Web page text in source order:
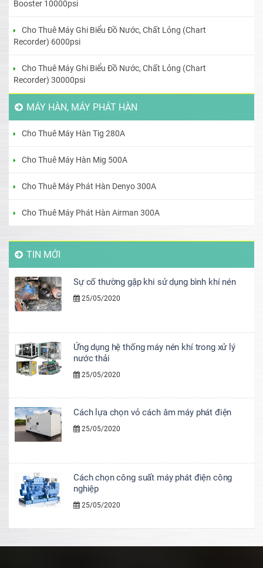
Booster 10000psi
Cho Thuê Máy Ghi Biểu Đồ Nước, Chất Lỏng (Chart
Recorder) 6000psi
Cho Thuê Máy Ghi Biểu Đồ Nước, Chất Lỏng (Chart
Recorder) 30000psi
MÁY HÀN, MÁY PHÁT HÀN
Cho Thuê Máy Hàn Tig 280A
Cho Thuê Máy Hàn Mig 500A
Cho Thuê Máy Phát Hàn Denyo 300A
Cho Thuê Máy Phát Hàn Airman 300A
TIN MỚI
Sự cố thường gặp khi sử dụng bình khí nén
25/05/2020
Ứng dụng hệ thống máy nén khí trong xử lý
nước thải
25/05/2020
Cách lựa chọn vỏ cách âm máy phát điện
25/05/2020
Cách chọn công suất máy phát điện công
nghiệp
25/05/2020